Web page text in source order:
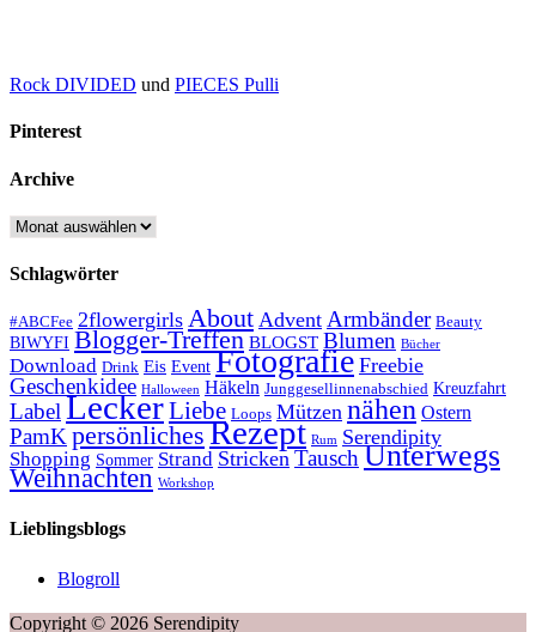
Rock DIVIDED und PIECES Pulli
Pinterest
Archive
Archive
Schlagwörter
#ABCFee 2flowergirls About Advent Armbänder Beauty
BIWYFI Blogger-Treffen BLOGST Blumen Bücher
Download Drink Eis Event Fotografie Freebie
Geschenkidee Halloween Häkeln Junggesellinnenabschied Kreuzfahrt
LabelLeckerLiebe Loops Mützen nähen Ostern
PamKpersönliches Rezept Rum Serendipity
Shopping Sommer Strand Stricken TauschUnterwegs
Weihnachten Workshop
Lieblingsblogs
Blogroll
Copyright © 2026 Serendipity